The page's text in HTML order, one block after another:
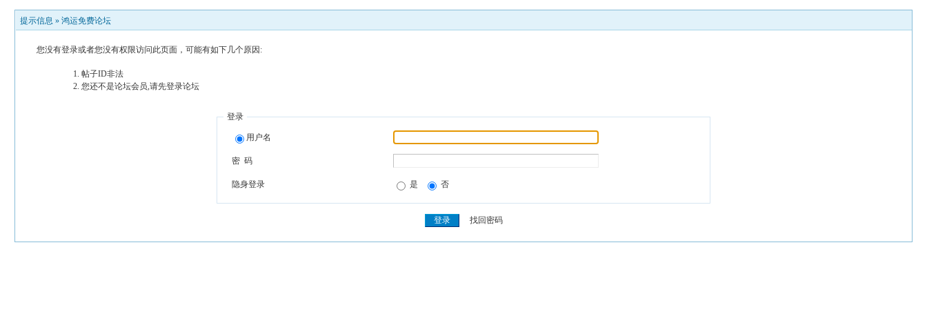
提示信息 » 鸿运免费论坛
您没有登录或者您没有权限访问此页面，可能有如下几个原因:
帖子ID非法
您还不是论坛会员,请先登录论坛
登录
用户名
密 码
隐身登录 是 否
找回密码